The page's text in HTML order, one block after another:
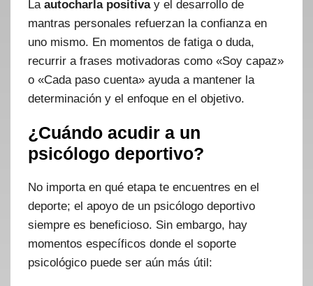
La autocharla positivay el desarrollo de
mantras personales refuerzan la confianza en
uno mismo. En momentos de fatiga o duda,
recurrir a frases motivadoras como «Soy capaz»
o «Cada paso cuenta» ayuda a mantener la
determinación y el enfoque en el objetivo.
¿Cuándo acudir a un
psicólogo deportivo?
No importa en qué etapa te encuentres en el
deporte; el apoyo de un psicólogo deportivo
siempre es beneficioso. Sin embargo, hay
momentos específicos donde el soporte
psicológico puede ser aún más útil: